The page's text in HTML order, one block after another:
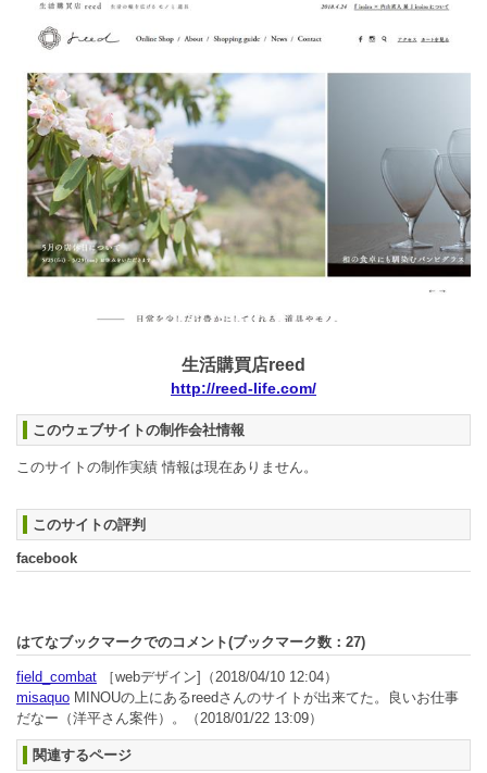
生活購買店reed
http://reed-life.com/
このウェブサイトの制作会社情報
このサイトの制作実績 情報は現在ありません。
このサイトの評判
facebook
はてなブックマークでのコメント(ブックマーク数： 27)
field_combat ［webデザイン]
（2018/04/10 12:04）
misaquo MINOUの上にあるreedさんのサイトが出来てた。良いお仕事
だなー（洋平さん案件）。
（2018/01/22 13:09）
関連するページ